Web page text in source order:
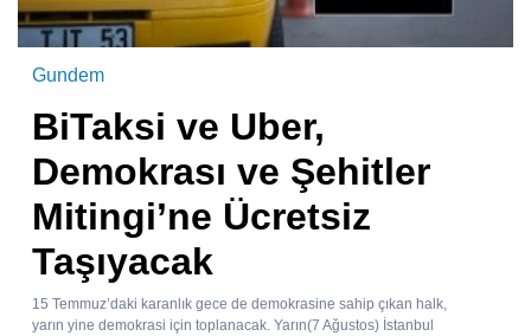
Gundem
BiTaksi ve Uber,
Demokrası ve Şehitler
Mitingi’ne Ücretsiz
Taşıyacak
15 Temmuz’daki karanlık gece de demokrasine sahip çıkan halk,
yarın yine demokrasi için toplanacak. Yarın(7 Ağustos) İstanbul